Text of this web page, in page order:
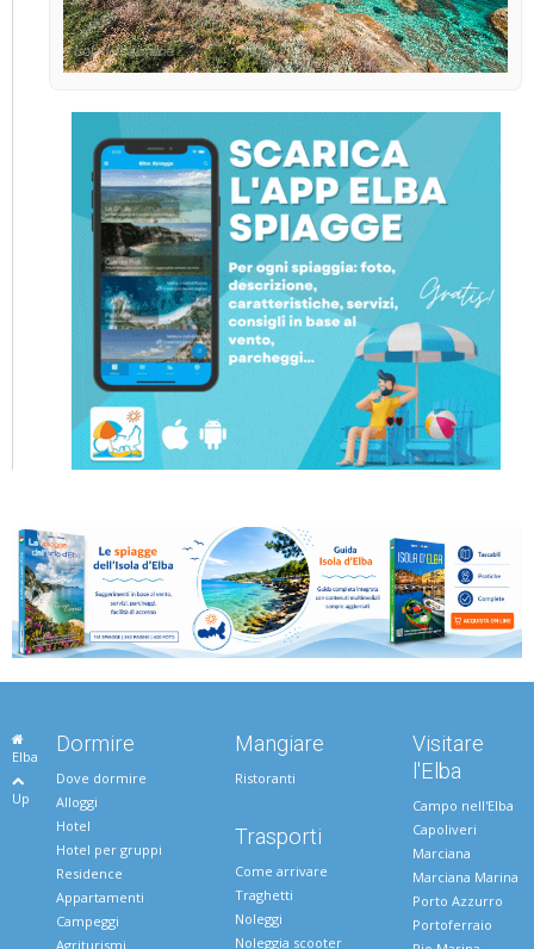
Elba
Up
Dormire
Dove dormire
Alloggi
Hotel
Hotel per gruppi
Residence
Appartamenti
Campeggi
Agriturismi
Mangiare
Ristoranti
Trasporti
Come arrivare
Traghetti
Noleggi
Noleggia scooter
Visitare
l'Elba
Campo nell'Elba
Capoliveri
Marciana
Marciana Marina
Porto Azzurro
Portoferraio